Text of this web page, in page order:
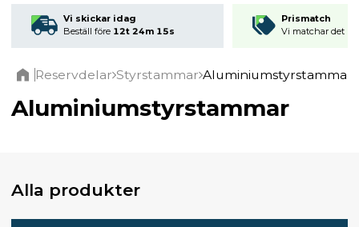
Vi skickar idag
Beställ före 12t 24m 14s
Prismatch
Vi matchar det
Reservdelar Styrstammar Aluminiumstyrstammar
Aluminiumstyrstammar
Alla produkter